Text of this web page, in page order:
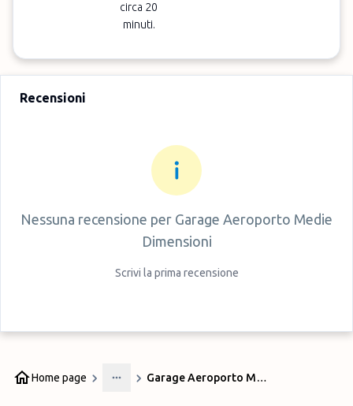
circa 20
minuti.
Recensioni
Nessuna recensione per Garage Aeroporto Medie
Dimensioni
Scrivi la prima recensione
Home page
More
Garage Aeroporto Medie Dimensioni